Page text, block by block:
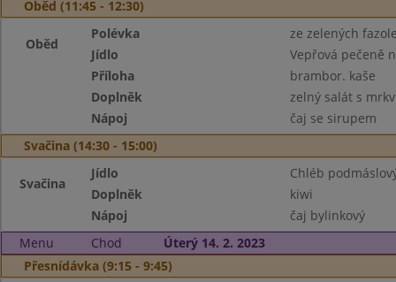
Oběd (11:45 - 12:30)
Oběd
Polévka
ze zelených
Jídlo
Vepřová pečeně
Příloha
brambor. kaše
Doplněk
zelný salát s
Nápoj
čaj se sirupem
Svačina (14:30 - 15:00)
Svačina
Jídlo
Chléb
Doplněk
kiwi
Nápoj
čaj bylinkový
Menu
Chod
Úterý 14. 2. 2023
Přesnídávka (9:15 - 9:45)